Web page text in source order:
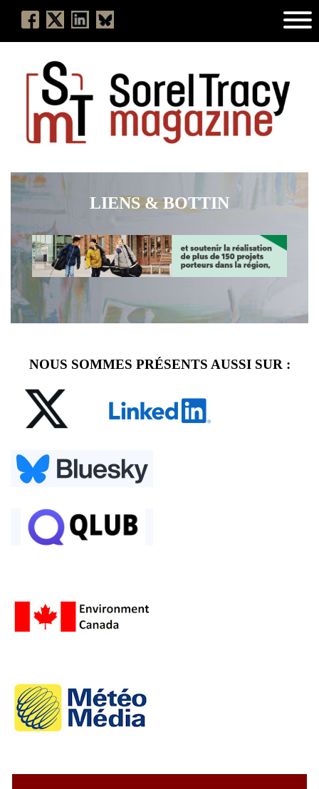
LIENS & BOTTIN
NOUS SOMMES PRÉSENTS AUSSI SUR :